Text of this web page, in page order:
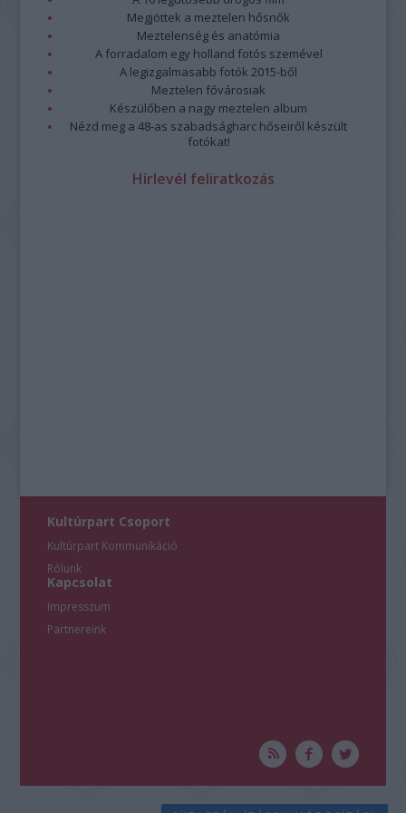
Megjöttek a meztelen hősnők
Meztelenség és anatómia
A forradalom egy holland fotós szemével
A legizgalmasabb fotók 2015-ből
Meztelen fővárosiak
Készülőben a nagy meztelen album
Nézd meg a 48-as szabadságharc hőseiről készült
fotókat!
Hírlevél feliratkozás
Kultúrpart Csoport
Kultúrpart Kommunikáció
Rólunk
Kapcsolat
Impresszum
Partnereink